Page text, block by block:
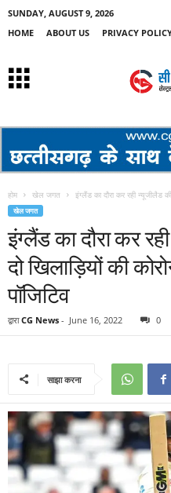
SUNDAY, AUGUST 9, 2026
HOME
ABOUT US PRIVACY
होम खेल जगत इंग्लैंड का दौरा कर रही न्यूजीलैड
खेल जगत
इंग्लैंड का दौरा कर
दो खिलाड़ियों की
पॉजिटिव
द्वारा CG News - June 16, 2022 0
साझा करना